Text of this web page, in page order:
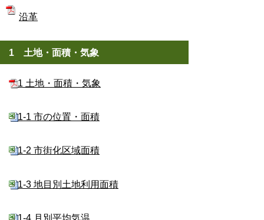
沿革
1 土地・面積・気象
1 土地・面積・気象
1-1 市の位置・面積
1-2 市街化区域面積
1-3 地目別土地利用面積